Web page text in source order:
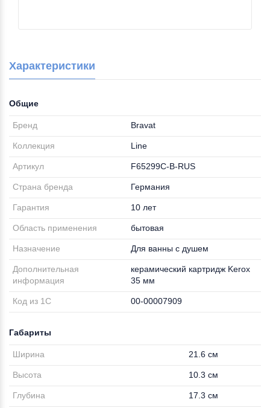
Характеристики
Общие
Бренд Bravat
Коллекция Line
Артикул F65299C-B-RUS
Страна бренда Германия
Гарантия 10 лет
Область применения бытовая
Назначение Для ванны с душем
Дополнительная
информация
керамический картридж Kerox
35 мм
Код из 1С 00-00007909
Габариты
Ширина 21.6 см
Высота 10.3 см
Глубина 17.3 см